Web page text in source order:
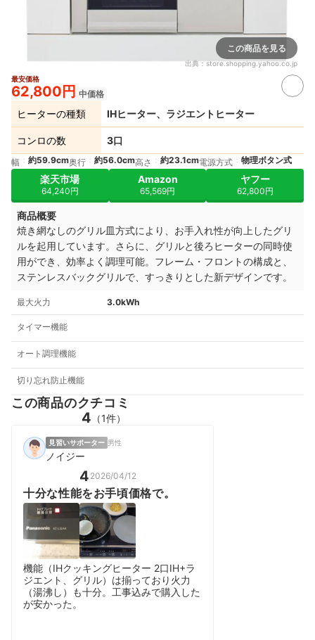
この商品を見る
出典：store.shopping.yahoo.co.jp
最安価格
62,800円 中価格
ヒーターの種類 IHヒーター、ラジエントヒーター
コンロの数 3口
幅 約59.9cm奥行 約56.0cm高さ 約23.1cm電源方式 物理ボタン式
楽天市場
64,240円
Amazon
65,569円
ヤフー
62,800円
商品概要
焼き網なしのグリル皿方式により、お手入れ性が向上したグリ
ルを起用しています。さらに、 グリルと後ろヒーターの同時使
用ができ、効率よく調理可能。 フレーム・フロントの構成と、
ステンレスバックグリルで、すっきりとした新デザインです。
最大火力 3.0kWh
タイマー機能
オート調理機能
切り忘れ防止機能
この商品のクチコミ
4 （1件）
見習いサポーター 男性
ノイジー
4 2026/04/12
十分な性能をお手頃価格で。
機能（IHクッキングヒーター 2口IH+ラ
ジエント、グリル）は揃っており火力
（湯沸し）も十分。工事込みで購入した
が安かった。